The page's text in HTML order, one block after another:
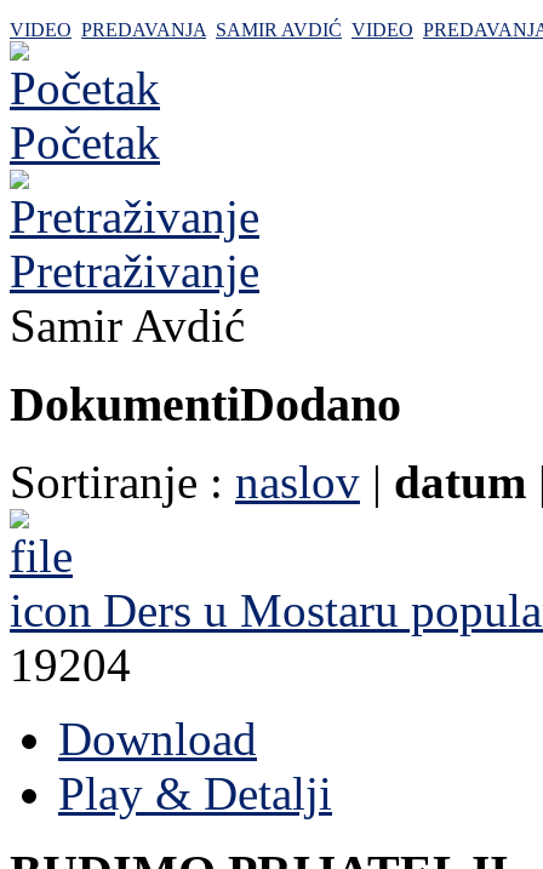
VIDEO PREDAVANJA SAMIR AVDIĆ VIDEO
Početak
Pretraživanje
Samir Avdić
DokumentiDodano
Sortiranje : naslov | datum
Ders u Mostaru
19204
Download
Play & Detalji